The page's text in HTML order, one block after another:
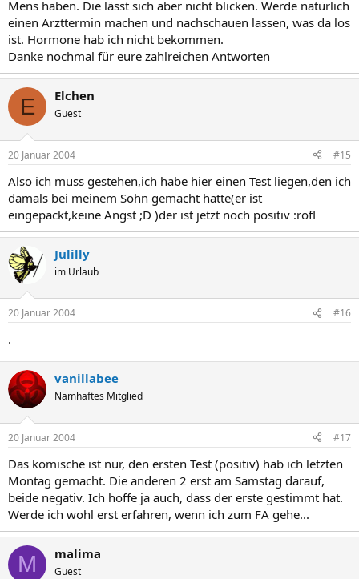
Mens haben. Die lässt sich aber nicht blicken. Werde natürlich
einen Arzttermin machen und nachschauen lassen, was da los
ist. Hormone hab ich nicht bekommen.
Danke nochmal für eure zahlreichen Antworten
E Elchen
Guest
20 Januar 2004 #15
Also ich muss gestehen,ich habe hier einen Test liegen,den ich
damals bei meinem Sohn gemacht hatte(er ist
eingepackt,keine Angst ;D )der ist jetzt noch positiv :rofl
Julilly
im Urlaub
20 Januar 2004 #16
.
vanillabee
Namhaftes Mitglied
20 Januar 2004 #17
Das komische ist nur, den ersten Test (positiv) hab ich letzten
Montag gemacht. Die anderen 2 erst am Samstag darauf,
beide negativ. Ich hoffe ja auch, dass der erste gestimmt hat.
Werde ich wohl erst erfahren, wenn ich zum FA gehe...
M malima
Guest